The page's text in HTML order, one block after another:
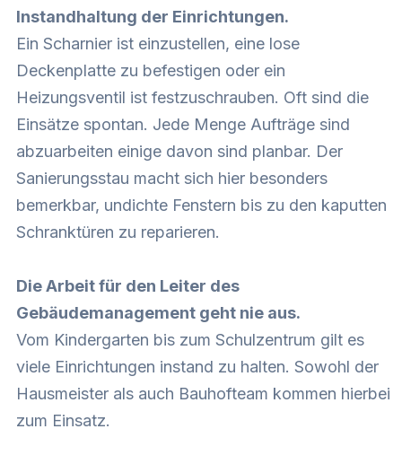
Instandhaltung der Einrichtungen.
Ein Scharnier ist einzustellen, eine lose
Deckenplatte zu befestigen oder ein
Heizungsventil ist festzuschrauben. Oft sind die
Einsätze spontan. Jede Menge Aufträge sind
abzuarbeiten einige davon sind planbar. Der
Sanierungsstau macht sich hier besonders
bemerkbar, undichte Fenstern bis zu den kaputten
Schranktüren zu reparieren.
Die Arbeit für den Leiter des
Gebäudemanagement geht nie aus.
Vom Kindergarten bis zum Schulzentrum gilt es
viele Einrichtungen instand zu halten. Sowohl der
Hausmeister als auch Bauhofteam kommen hierbei
zum Einsatz.